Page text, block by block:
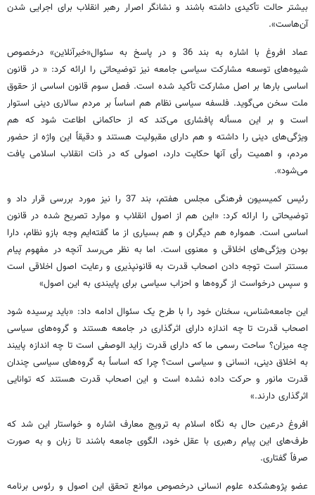
بیشتر حالت تأکیدی داشته باشند و نشانگر اصرار رهبر انقلاب برای اجرایی شدن
آن‌هاست».
عماد افروغ با اشاره به بند 36 و در پاسخ به سئوال«خبرآنلاین» درخصوص
شیوه‌های توسعه مشارکت سیاسی جامعه نیز توضیحاتی را ارائه کرد: « در قانون
اساسی بارها بر اصل مشارکت تأکید شده است. فصل سوم قانون اساسی از حقوق
ملت سخن می‌گوید. فلسفه سیاسی نظام هم اساساً بر مردم سالاری دینی استوار
است و بر این مسأله پافشاری می‌کند که از حاکمانی اطاعت شود که هم
ویژگی‌های دینی را داشته و هم دارای مقبولیت هستند و دقیقاً این واژه از حضور
مردم، و اهمیت رأی آنها حکایت دارد، اصولی که در ذات انقلاب اسلامی یافت
می‌شود».
رئیس کمیسیون فرهنگی مجلس هفتم، بند 37 را نیز مورد بررسی قرار داد و
توضیحاتی را ارائه کرد: «این هم از اصول انقلاب و موارد تصریح شده در قانون
اساسی است. همواره هم دیگران و هم بسیاری از ما گفته‌ایم وجه بازو نظام، دارا
بودن ویژگی‌های اخلاقی و معنوی است. اما به نظر می‌رسد آنچه در مفهوم پیام
مستتر است توجه دادن اصحاب قدرت به قانونپذیری و رعایت اصول اخلاقی است
و سپس درخواست از گروه‌ها و احزاب سیاسی برای پایبندی به این اصول»
این جامعه‌شناس، سخنان خود را با طرح یک سئوال ادامه داد: «باید پرسیده شود
اصحاب قدرت تا چه اندازه دارای اثرگذاری در جامعه هستند و گروه‌های سیاسی
چه میزان؟ ساحت رسمی ما که دارای قدرت زاید الوصفی است تا چه اندازه پایبند
به اخلاق دینی، انسانی و سیاسی است؟ چرا که اساساً به گروه‌های سیاسی چندان
قدرت مانور و حرکت داده نشده است و این اصحاب قدرت هستند که توانایی
اثرگذاری دارند.»
افروغ درعین حال به نگاه اسلام به ترویج معارف اشاره و خواستار این شد که
طرف‌های این پیام رهبری با عقل خود، الگوی جامعه باشند تا زبان و به صورت
صرفاً گفتاری.
عضو پژوهشکده علوم انسانی درخصوص موانع تحقق این اصول و رئوس برنامه